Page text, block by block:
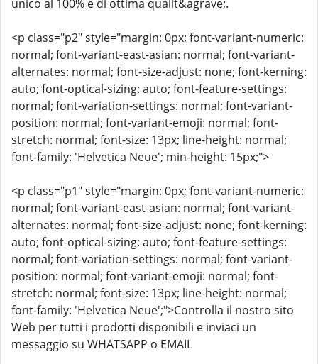
unico al 100% e di ottima qualit&agrave;.
<p class="p2" style="margin: 0px; font-variant-numeric:
normal; font-variant-east-asian: normal; font-variant-
alternates: normal; font-size-adjust: none; font-kerning:
auto; font-optical-sizing: auto; font-feature-settings:
normal; font-variation-settings: normal; font-variant-
position: normal; font-variant-emoji: normal; font-
stretch: normal; font-size: 13px; line-height: normal;
font-family: 'Helvetica Neue'; min-height: 15px;">
<p class="p1" style="margin: 0px; font-variant-numeric:
normal; font-variant-east-asian: normal; font-variant-
alternates: normal; font-size-adjust: none; font-kerning:
auto; font-optical-sizing: auto; font-feature-settings:
normal; font-variation-settings: normal; font-variant-
position: normal; font-variant-emoji: normal; font-
stretch: normal; font-size: 13px; line-height: normal;
font-family: 'Helvetica Neue';">Controlla il nostro sito
Web per tutti i prodotti disponibili e inviaci un
messaggio su WHATSAPP o EMAIL